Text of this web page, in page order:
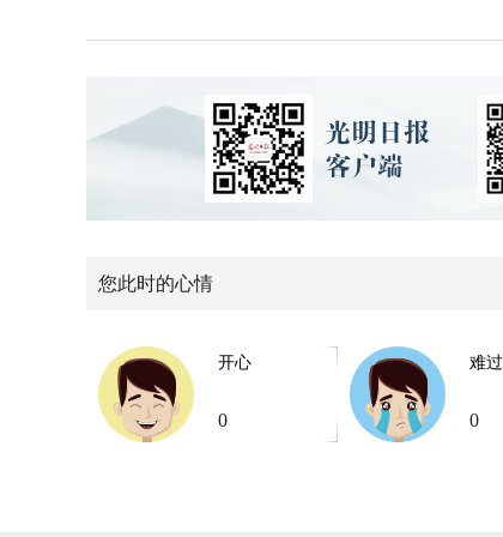
您此时的心情
开心
0
难过
0